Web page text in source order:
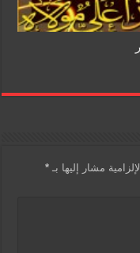
مشار إليها بـ*